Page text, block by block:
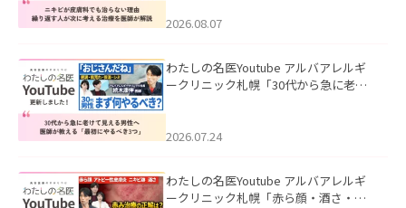
ました。
2026.08.07
わたしの名医Youtube アルバアレルギ
ークリニック札幌「30代から急に老け
た。
2026.07.24
わたしの名医Youtube アルバアレルギ
ークリニック札幌「赤ら顔・酒さ・ニ